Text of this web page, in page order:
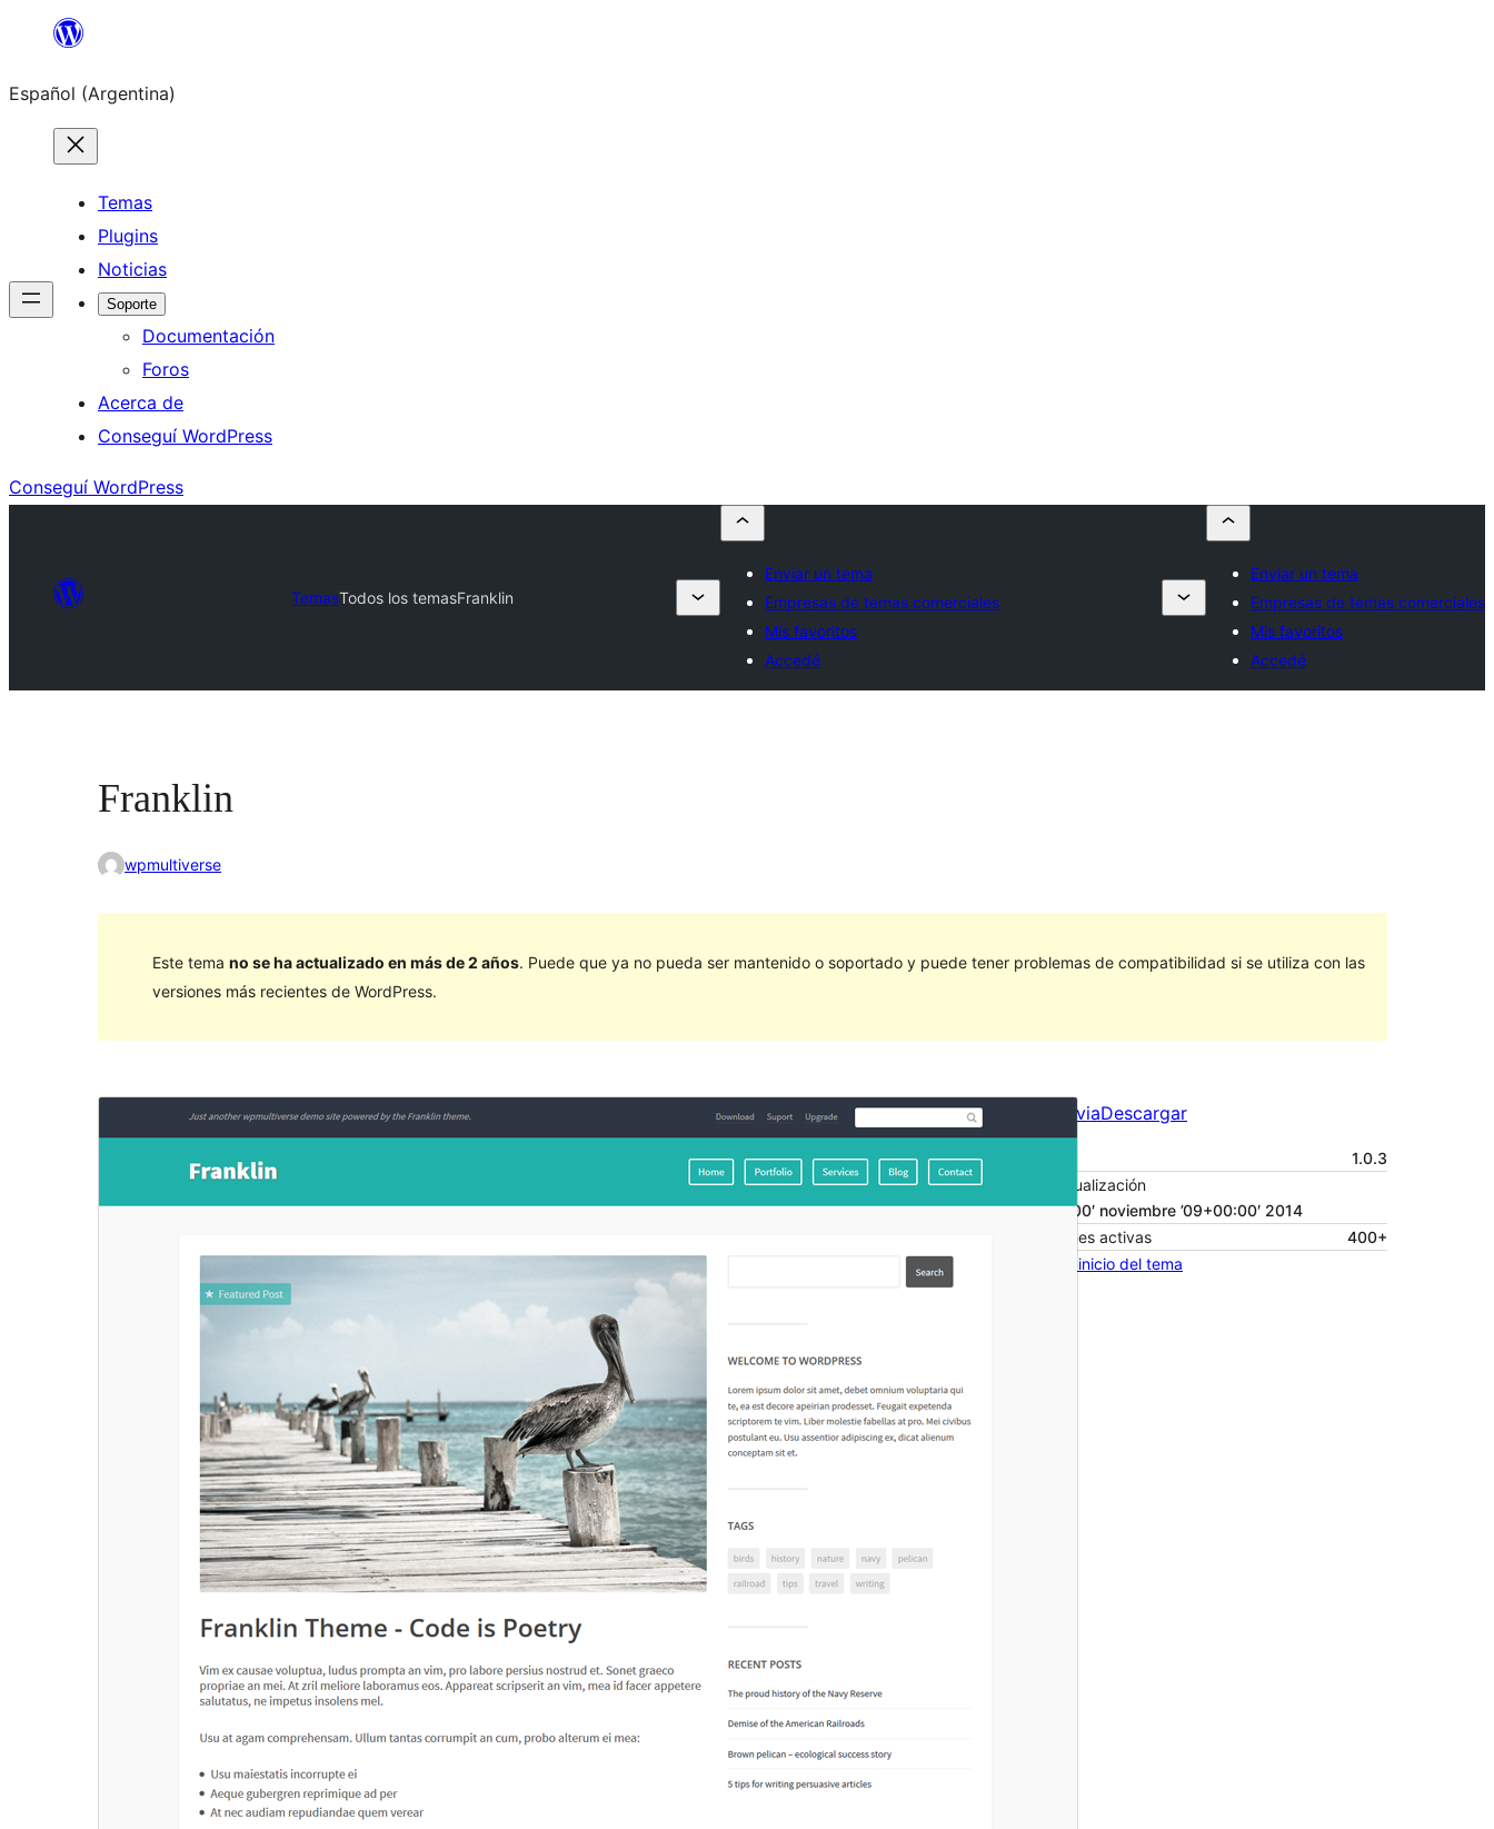
Saltar
contenido
Español (Argentina)
Temas
Plugins
Noticias
Soporte
Documentación
Foros
Acerca de
Conseguí WordPress
Conseguí WordPress
TemasTodos los temasFranklin
Enviar un tema
Empresas de temas comerciales
Mis favoritos
Accedé
Enviar un tema
Empresas de temas comerciales
Mis favoritos
Accedé
Franklin
wpmultiverse
Este tema no se ha actualizado en más de 2 años. Puede que ya no pueda ser mantenido o soportado y puede tener problemas de compatibilidad si se utiliza con las
versiones más recientes de WordPress.
Vista previaDescargar
1.0.3
Última actualización
9 ’09+00:00′ noviembre ’09+00:00′ 2014
Instalaciones activas
400+
Página de inicio del tema